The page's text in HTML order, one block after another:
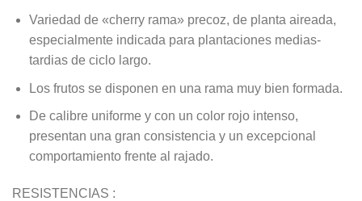
Variedad de «cherry rama» precoz, de planta aireada,
especialmente indicada para plantaciones medias-
tardias de ciclo largo.
Los frutos se disponen en una rama muy bien formada.
De calibre uniforme y con un color rojo intenso,
presentan una gran consistencia y un excepcional
comportamiento frente al rajado.
RESISTENCIAS :